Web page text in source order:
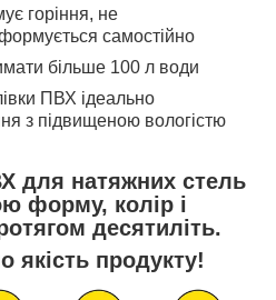
горіння, не
самостійно
більше 100 л води
ПВХ ідеально
з підвищеною вологістю
для натяжних стель
форму, колір і
десятиліть.
якість продукту!